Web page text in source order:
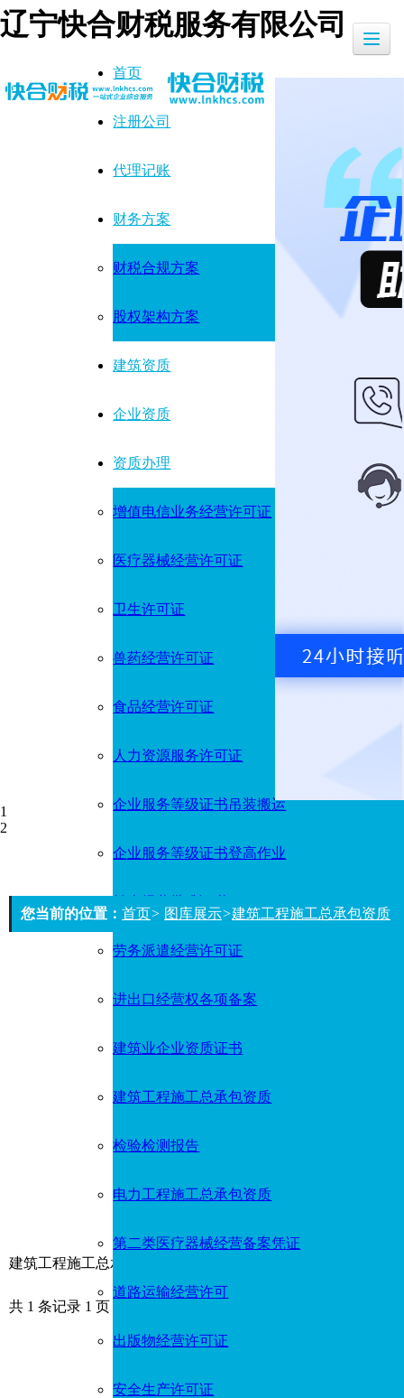
辽宁快合财税服务有限公司
首页
注册公司
代理记账
财务方案
财税合规方案
股权架构方案
建筑资质
企业资质
资质办理
增值电信业务经营许可证
医疗器械经营许可证
卫生许可证
兽药经营许可证
食品经营许可证
人力资源服务许可证
企业服务等级证书吊装搬运
企业服务等级证书登高作业
劳务派遣经营许可证
进出口经营权各项备案
建筑业企业资质证书
建筑工程施工总承包资质
检验检测报告
电力工程施工总承包资质
第二类医疗器械经营备案凭证
道路运输经营许可
出版物经营许可证
安全生产许可证
1
2
您当前的位置： 首页> 图库展示>建筑工程施工总承包资质
建筑工程施工总承包资质
共 1 条记录 1 页